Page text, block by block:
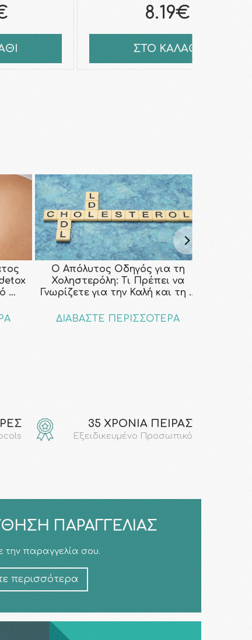
8.19€
ΣΤΟ ΚΑΛΑΘΙ
…
Ο Απόλυτος Οδηγός για τη
Χοληστερόλη: Τι Πρέπει να
Γνωρίζετε για την Καλή και τη …
ΔΙΑΒΑΣΤΕ ΠΕΡΙΣΣΟΤΕΡΑ
35 ΧΡΟΝΙΑ ΠΕΙΡΑΣ
Εξειδικευμένο Προσωπικό
ΠΑΡΑΓΓΕΛΊΑΣ
την παραγγελία σου.
περισσότερα